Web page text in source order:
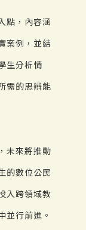
點，內容涵
案例，並結
生分析情
需的思辨能
未來將推動
的數位公民
入跨領域教
並行前進。